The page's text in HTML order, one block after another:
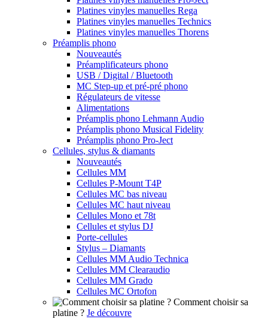
Platines vinyles manuelles Rega
Platines vinyles manuelles Technics
Platines vinyles manuelles Thorens
Préamplis phono
Nouveautés
Préamplificateurs phono
USB / Digital / Bluetooth
MC Step-up et pré-pré phono
Régulateurs de vitesse
Alimentations
Préamplis phono Lehmann Audio
Préamplis phono Musical Fidelity
Préamplis phono Pro-Ject
Cellules, stylus & diamants
Nouveautés
Cellules MM
Cellules P-Mount T4P
Cellules MC bas niveau
Cellules MC haut niveau
Cellules Mono et 78t
Cellules et stylus DJ
Porte-cellules
Stylus – Diamants
Cellules MM Audio Technica
Cellules MM Clearaudio
Cellules MM Grado
Cellules MC Ortofon
Comment choisir sa
platine ? Je découvre